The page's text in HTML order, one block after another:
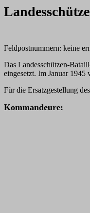
Feldpostnummern: keine
Das Landesschützen-
eingesetzt. Im Januar 1945
Für die Ersatzgestellung
Kommandeure: